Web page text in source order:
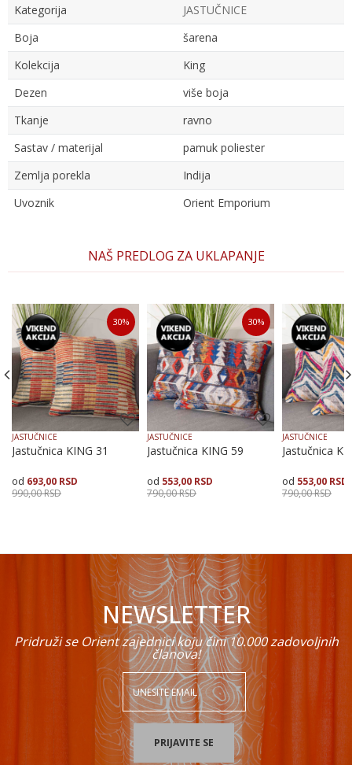
Kategorija
JASTUČNICE
Boja
šarena
Kolekcija
King
Dezen
više boja
Tkanje
ravno
Sastav / materijal
pamuk poliester
Zemlja porekla
Indija
Uvoznik
Orient Emporium
Poruka
POŠALJI
NAŠ PREDLOG ZA UKLAPANJE
30%
JASTUČNICE
Jastučnica KING 31
693,00 RSD
990,00RSD
30%
JASTUČNICE
Jastučnica KING 59
553,00 RSD
790,00RSD
40X40 50X50
JASTUČNICE
Jastučnica
553,00 RSD
790,00RSD
NEWSLETTER
Pridruži se Orient zajednici koju čini 10.000 zadovoljnih
članova!
PRIJAVITE SE